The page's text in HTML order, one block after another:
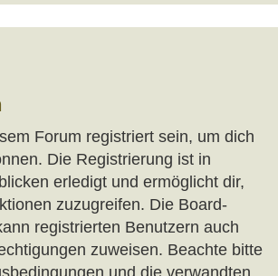
Forum registriert sein, um dich
Die Registrierung ist in
erledigt und ermöglicht dir,
zuzugreifen. Die Board-
registrierten Benutzern auch
zuweisen. Beachte bitte